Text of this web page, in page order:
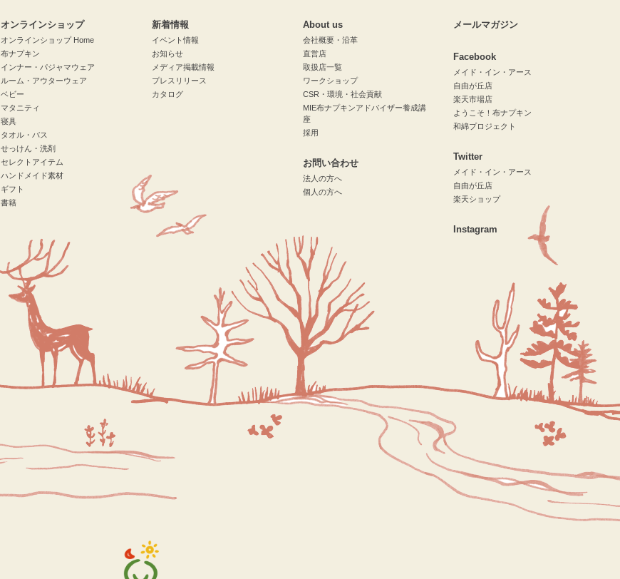
オンラインショップ
オンラインショップ Home
布ナプキン
インナー・パジャマウェア
ルーム・アウターウェア
ベビー
マタニティ
寝具
タオル・バス
せっけん・洗剤
セレクトアイテム
ハンドメイド素材
ギフト
書籍
新着情報
イベント情報
お知らせ
メディア掲載情報
プレスリリース
カタログ
About us
会社概要・沿革
直営店
取扱店一覧
ワークショップ
CSR・環境・社会貢献
MIE布ナプキンアドバイザー養成講
座
採用
お問い合わせ
法人の方へ
個人の方へ
メールマガジン
Facebook
メイド・イン・アース
自由が丘店
楽天市場店
ようこそ！布ナプキン
和綿プロジェクト
Twitter
メイド・イン・アース
自由が丘店
楽天ショップ
Instagram